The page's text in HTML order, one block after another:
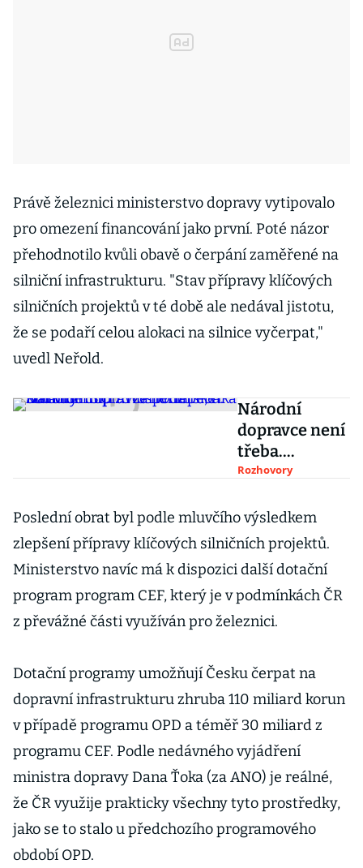
Právě železnici ministerstvo dopravy vytipovalo
pro omezení financování jako první. Poté názor
přehodnotilo kvůli obavě o čerpání zaměřené na
silniční infrastrukturu. "Stav přípravy klíčových
silničních projektů v té době ale nedával jistotu,
že se podaří celou alokaci na silnice vyčerpat,"
uvedl Neřold.
Národní
dopravce není
třeba.
Soukromníci
říká Emanuel
Šíp z
Hospodářské
komory
Rozhovory
Poslední obrat byl podle mluvčího výsledkem
zlepšení přípravy klíčových silničních projektů.
Ministerstvo navíc má k dispozici další dotační
program program CEF, který je v podmínkách ČR
z převážné části využíván pro železnici.
Dotační programy umožňují Česku čerpat na
dopravní infrastrukturu zhruba 110 miliard korun
v případě programu OPD a téměř 30 miliard z
programu CEF. Podle nedávného vyjádření
ministra dopravy Dana Ťoka (za ANO) je reálné,
že ČR využije prakticky všechny tyto prostředky,
jako se to stalo u předchozího programového
období OPD.